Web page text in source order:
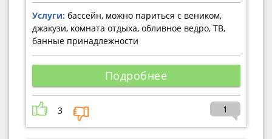
Услуги: бассейн, можно париться с веником,
джакузи, комната отдыха, обливное ведро, ТВ,
банные принадлежности
Подробнее
3 1